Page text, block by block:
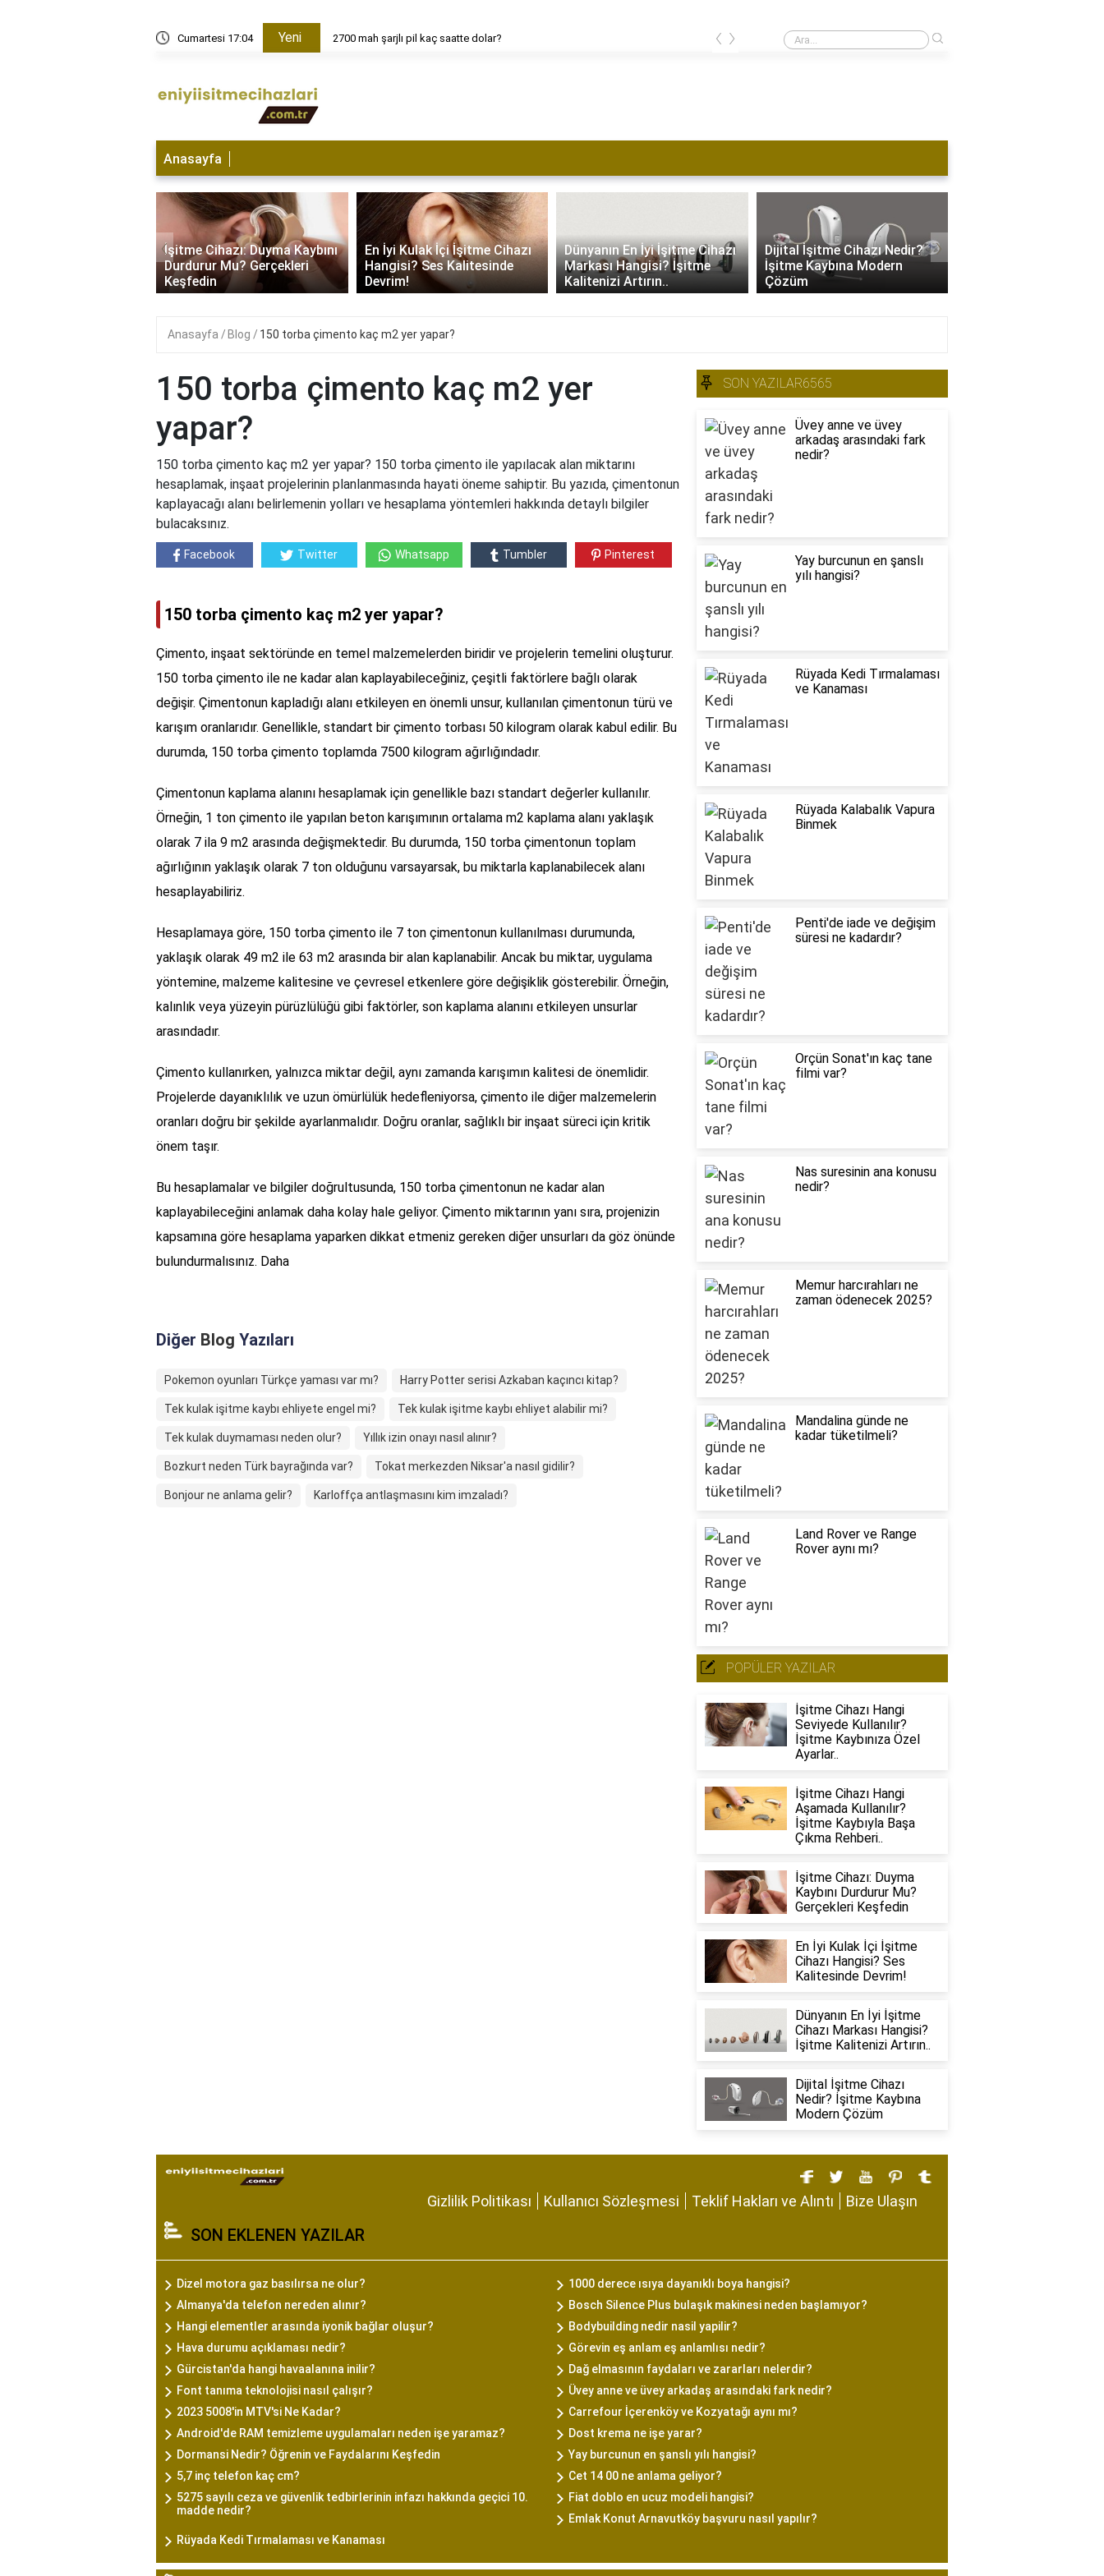
Cumartesi 17:04 Yeni 2700 mah şarjlı pil kaç saatte dolar? 1 kulağı duymayan ehliyet alabilir mi?
‹ ›
Anasayfa
İşitme Cihazı: Duyma Kaybını
Durdurur Mu? Gerçekleri
Keşfedin
En İyi Kulak İçi İşitme Cihazı
Hangisi? Ses Kalitesinde
Devrim!
Dünyanın En İyi İşitme Cihazı
Markası Hangisi? İşitme
Kalitenizi Artırın..
Dijital İşitme Cihazı Nedir?
İşitme Kaybına Modern
Çözüm
‹ ›
Anasayfa Blog 150 torba çimento kaç m2 yer yapar?
150 torba çimento kaç m2 yer
yapar?
150 torba çimento kaç m2 yer yapar? 150 torba çimento ile yapılacak alan miktarını
hesaplamak, inşaat projelerinin planlanmasında hayati öneme sahiptir. Bu yazıda, çimentonun
kaplayacağı alanı belirlemenin yolları ve hesaplama yöntemleri hakkında detaylı bilgiler
bulacaksınız.
Facebook Twitter Whatsapp Tumbler Pinterest
150 torba çimento kaç m2 yer yapar?
Çimento, inşaat sektöründe en temel malzemelerden biridir ve projelerin temelini oluşturur.
150 torba çimento ile ne kadar alan kaplayabileceğiniz, çeşitli faktörlere bağlı olarak
değişir. Çimentonun kapladığı alanı etkileyen en önemli unsur, kullanılan çimentonun türü ve
karışım oranlarıdır. Genellikle, standart bir çimento torbası 50 kilogram olarak kabul edilir. Bu
durumda, 150 torba çimento toplamda 7500 kilogram ağırlığındadır.
Çimentonun kaplama alanını hesaplamak için genellikle bazı standart değerler kullanılır.
Örneğin, 1 ton çimento ile yapılan beton karışımının ortalama m2 kaplama alanı yaklaşık
olarak 7 ila 9 m2 arasında değişmektedir. Bu durumda, 150 torba çimentonun toplam
ağırlığının yaklaşık olarak 7 ton olduğunu varsayarsak, bu miktarla kaplanabilecek alanı
hesaplayabiliriz.
Hesaplamaya göre, 150 torba çimento ile 7 ton çimentonun kullanılması durumunda,
yaklaşık olarak 49 m2 ile 63 m2 arasında bir alan kaplanabilir. Ancak bu miktar, uygulama
yöntemine, malzeme kalitesine ve çevresel etkenlere göre değişiklik gösterebilir. Örneğin,
kalınlık veya yüzeyin pürüzlülüğü gibi faktörler, son kaplama alanını etkileyen unsurlar
arasındadır.
Çimento kullanırken, yalnızca miktar değil, aynı zamanda karışımın kalitesi de önemlidir.
Projelerde dayanıklılık ve uzun ömürlülük hedefleniyorsa, çimento ile diğer malzemelerin
oranları doğru bir şekilde ayarlanmalıdır. Doğru oranlar, sağlıklı bir inşaat süreci için kritik
önem taşır.
Bu hesaplamalar ve bilgiler doğrultusunda, 150 torba çimentonun ne kadar alan
kaplayabileceğini anlamak daha kolay hale geliyor. Çimento miktarının yanı sıra, projenizin
kapsamına göre hesaplama yaparken dikkat etmeniz gereken diğer unsurları da göz önünde
bulundurmalısınız. Daha
Diğer Blog Yazıları
Pokemon oyunları Türkçe yaması var mı? Harry Potter serisi Azkaban kaçıncı kitap?
Tek kulak işitme kaybı ehliyete engel mi? Tek kulak işitme kaybı ehliyet alabilir mi?
Tek kulak duymaması neden olur? Yıllık izin onayı nasıl alınır?
Bozkurt neden Türk bayrağında var? Tokat merkezden Niksar'a nasıl gidilir?
Bonjour ne anlama gelir? Karloffça antlaşmasını kim imzaladı?
SON YAZILAR6565
Üvey anne ve üvey
arkadaş arasındaki fark
nedir?
Yay burcunun en şanslı
yılı hangisi?
Rüyada Kedi Tırmalaması
ve Kanaması
Rüyada Kalabalık Vapura
Binmek
Penti'de iade ve değişim
süresi ne kadardır?
Orçün Sonat'ın kaç tane
filmi var?
Nas suresinin ana konusu
nedir?
Memur harcırahları ne
zaman ödenecek 2025?
Mandalina günde ne
kadar tüketilmeli?
Land Rover ve Range
Rover aynı mı?
POPÜLER YAZILAR
İşitme Cihazı Hangi
Seviyede Kullanılır?
İşitme Kaybınıza Özel
Ayarlar..
İşitme Cihazı Hangi
Aşamada Kullanılır?
İşitme Kaybıyla Başa
Çıkma Rehberi..
İşitme Cihazı: Duyma
Kaybını Durdurur Mu?
Gerçekleri Keşfedin
En İyi Kulak İçi İşitme
Cihazı Hangisi? Ses
Kalitesinde Devrim!
Dünyanın En İyi İşitme
Cihazı Markası Hangisi?
İşitme Kalitenizi Artırın..
Dijital İşitme Cihazı
Nedir? İşitme Kaybına
Modern Çözüm
Gizlilik Politikası Kullanıcı Sözleşmesi Teklif Hakları ve Alıntı Bize Ulaşın
SON EKLENEN YAZILAR
Dizel motora gaz basılırsa ne olur?
1000 derece ısıya dayanıklı boya hangisi?
Almanya'da telefon nereden alınır?
Bosch Silence Plus bulaşık makinesi neden başlamıyor?
Hangi elementler arasında iyonik bağlar oluşur?
Bodybuilding nedir nasil yapilir?
Hava durumu açıklaması nedir?
Görevin eş anlam eş anlamlısı nedir?
Gürcistan'da hangi havaalanına inilir?
Dağ elmasının faydaları ve zararları nelerdir?
Font tanıma teknolojisi nasıl çalışır?
Üvey anne ve üvey arkadaş arasındaki fark nedir?
2023 5008'in MTV'si Ne Kadar?
Carrefour İçerenköy ve Kozyatağı aynı mı?
Android'de RAM temizleme uygulamaları neden işe yaramaz?
Dost krema ne işe yarar?
Dormansi Nedir? Öğrenin ve Faydalarını Keşfedin
Yay burcunun en şanslı yılı hangisi?
5,7 inç telefon kaç cm?
Cet 14 00 ne anlama geliyor?
5275 sayılı ceza ve güvenlik tedbirlerinin infazı hakkında geçici 10.
madde nedir?
Fiat doblo en ucuz modeli hangisi?
Emlak Konut Arnavutköy başvuru nasıl yapılır?
Rüyada Kedi Tırmalaması ve Kanaması